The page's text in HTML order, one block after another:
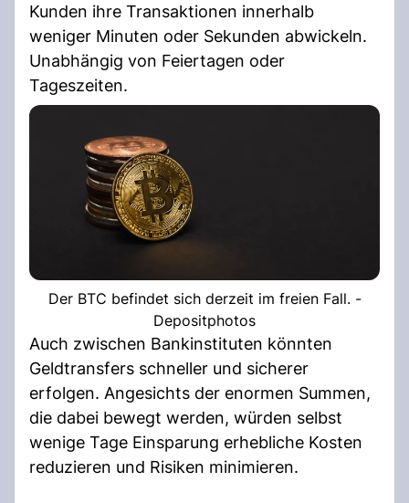
Kunden ihre Transaktionen innerhalb
weniger Minuten oder Sekunden abwickeln.
Unabhängig von Feiertagen oder
Tageszeiten.
Der BTC befindet sich derzeit im freien Fall. -
Depositphotos
Auch zwischen Bankinstituten könnten
Geldtransfers schneller und sicherer
erfolgen. Angesichts der enormen Summen,
die dabei bewegt werden, würden selbst
wenige Tage Einsparung erhebliche Kosten
reduzieren und Risiken minimieren.